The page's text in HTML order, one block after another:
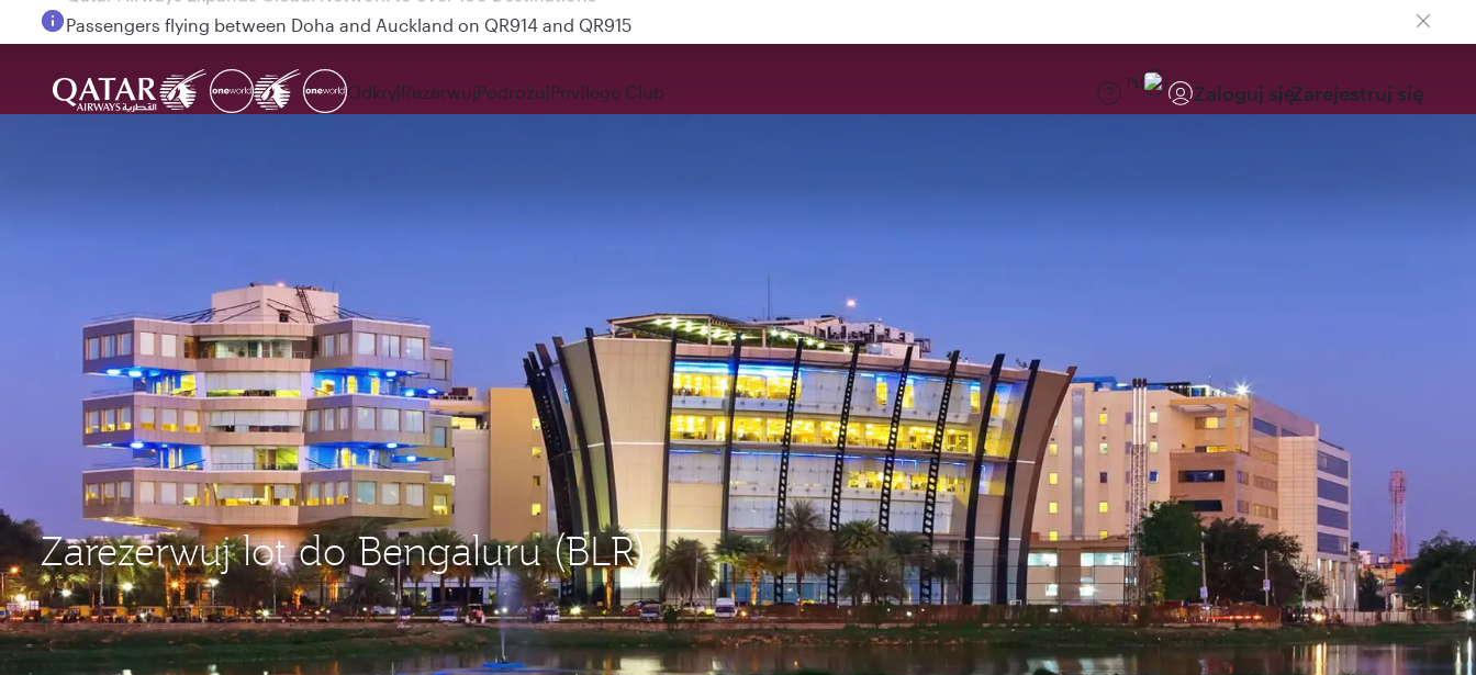
Passengers flying between Doha and Auckland on QR914 and QR915
OdkryjRezerwujPodróżujPrivilege Club PL Zaloguj sięZarejestruj się
Zarezerwuj lot do Bengaluru (BLR)